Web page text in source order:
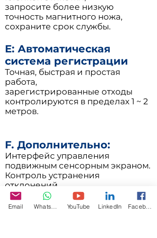
запросите более низкую
точность магнитного ножа,
сохраните срок службы.
E: Автоматическая
система регистрации
Точная, быстрая и простая
работа,
зарегистрированные отходы
контролируются в пределах 1 ~ 2
метров.
F. Дополнительно:
Интерфейс управления
подвижным сенсорным экраном.
Контроль устранения
отклонений
Блок короны
Система продольной резки
Email YouTube LinkedIn